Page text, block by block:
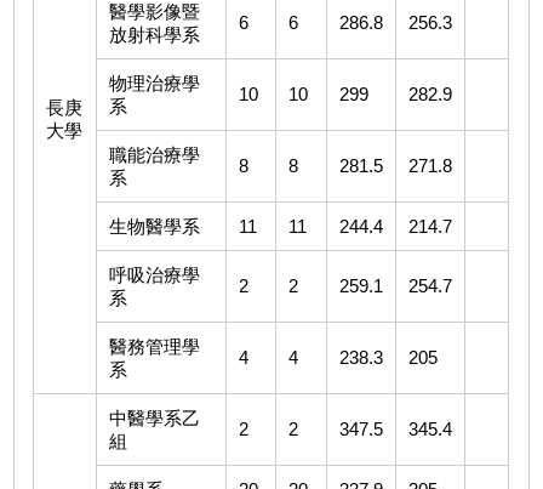
長庚
大學
醫學影像暨
放射科學系
6 6 286.8 256.3
物理治療學
系
10 10 299 282.9
職能治療學
系
8 8 281.5 271.8
生物醫學系 11 11 244.4 214.7
呼吸治療學
系
2 2 259.1 254.7
醫務管理學
系
4 4 238.3 205
中醫學系乙
組
2 2 347.5 345.4